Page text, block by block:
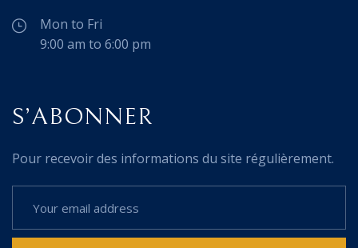
Mon to Fri
9:00 am to 6:00 pm
S’ABONNER
Pour recevoir des informations du site régulièrement.